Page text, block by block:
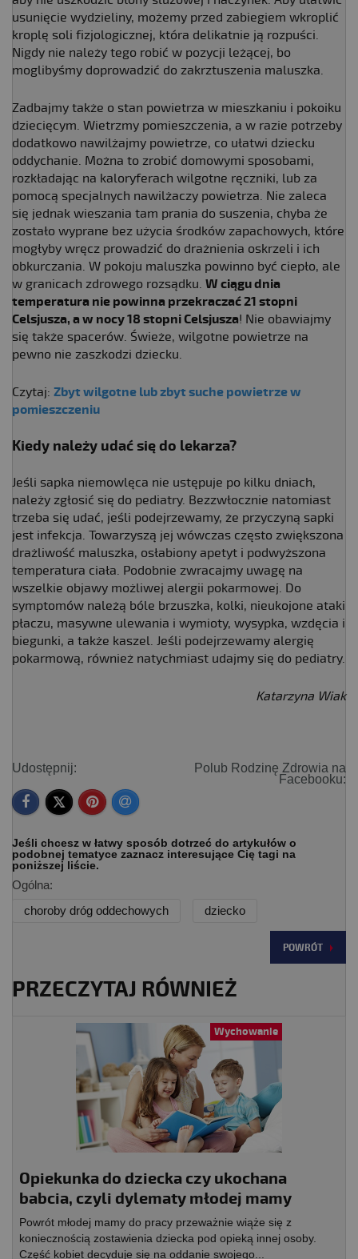
usunięcie wydzieliny, możemy przed zabiegiem wkroplić
kroplę soli fizjologicznej, która delikatnie ją rozpuści.
Nigdy nie należy tego robić w pozycji leżącej, bo
moglibyśmy doprowadzić do zakrztuszenia maluszka.
Zadbajmy także o stan powietrza w mieszkaniu i pokoiku
dziecięcym. Wietrzmy pomieszczenia, a w razie potrzeby
dodatkowo nawilżajmy powietrze, co ułatwi dziecku
oddychanie. Można to zrobić domowymi sposobami,
rozkładając na kaloryferach wilgotne ręczniki, lub za
pomocą specjalnych nawilżaczy powietrza. Nie zaleca
się jednak wieszania tam prania do suszenia, chyba że
zostało wyprane bez użycia środków zapachowych, które
mogłyby wręcz prowadzić do drażnienia oskrzeli i ich
obkurczania. W pokoju maluszka powinno być ciepło, ale
w granicach zdrowego rozsądku. W ciągu dnia
temperatura nie powinna przekraczać 21 stopni
Celsjusza, a w nocy 18 stopni Celsjusza! Nie obawiajmy
się także spacerów. Świeże, wilgotne powietrze na
pewno nie zaszkodzi dziecku.
Czytaj: Zbyt wilgotne lub zbyt suche powietrze w
pomieszczeniu
Kiedy należy udać się do lekarza?
Jeśli sapka niemowlęca nie ustępuje po kilku dniach,
należy zgłosić się do pediatry. Bezzwłocznie natomiast
trzeba się udać, jeśli podejrzewamy, że przyczyną sapki
jest infekcja. Towarzyszą jej wówczas często zwiększona
drażliwość maluszka, osłabiony apetyt i podwyższona
temperatura ciała. Podobnie zwracajmy uwagę na
wszelkie objawy możliwej alergii pokarmowej. Do
symptomów należą bóle brzuszka, kolki, nieukojone ataki
płaczu, masywne ulewania i wymioty, wysypka, wzdęcia i
biegunki, a także kaszel. Jeśli podejrzewamy alergię
pokarmową, również natychmiast udajmy się do pediatry.
Katarzyna Wiak
Udostępnij:
Polub Rodzinę Zdrowia na
Facebooku:
Jeśli chcesz w łatwy sposób dotrzeć do artykułów o
podobnej tematyce zaznacz interesujące Cię tagi na
poniższej liście.
Ogólna:
choroby dróg oddechowych
dziecko
POWRÓT
PRZECZYTAJ RÓWNIEŻ
Wychowanie
Opiekunka do dziecka czy ukochana
babcia, czyli dylematy młodej mamy
Powrót młodej mamy do pracy przeważnie wiąże się z
koniecznością zostawienia dziecka pod opieką innej osoby.
Część kobiet decyduje się na oddanie swojego...